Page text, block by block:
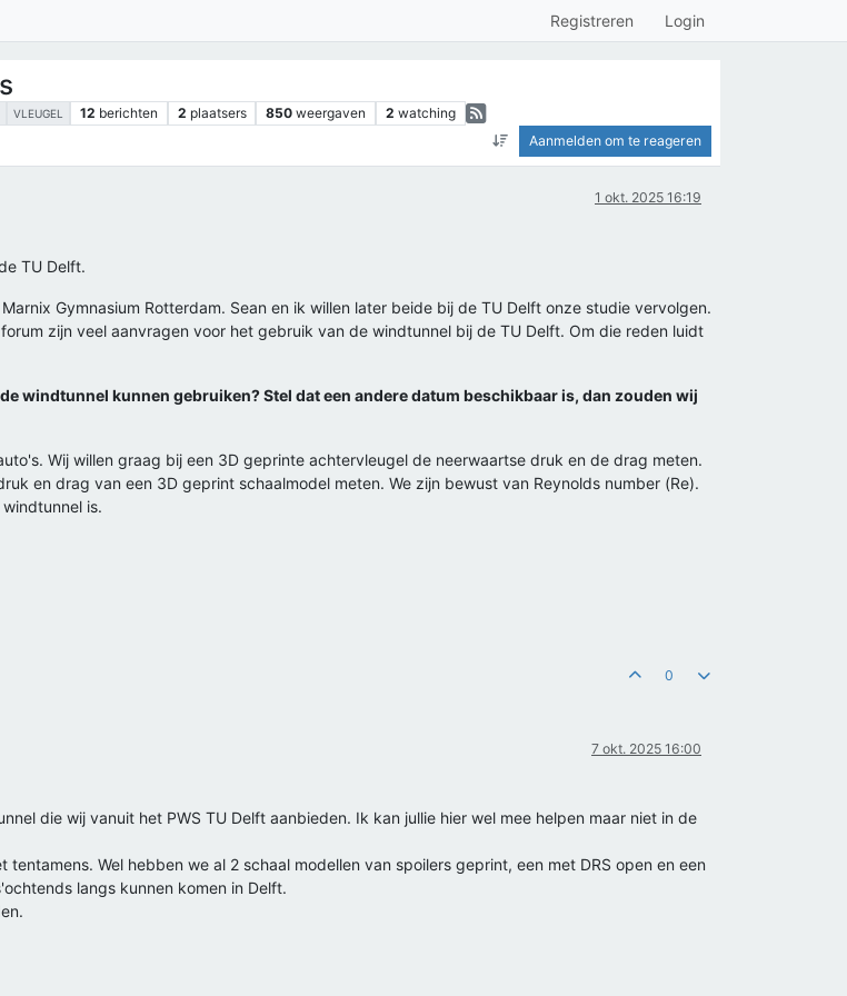
Registreren Login
VLEUGEL 12 berichten 2 plaatsers 850 weergaven 2 watching
Aanmelden om te reageren
1 okt. 2025 16:19
TU Delft.
Gymnasium Rotterdam. Sean en ik willen later beide bij de TU Delft onze studie vervolgen.
zijn veel aanvragen voor het gebruik van de windtunnel bij de TU Delft. Om die reden luidt
windtunnel kunnen gebruiken? Stel dat een andere datum beschikbaar is, dan zouden wij
Wij willen graag bij een 3D geprinte achtervleugel de neerwaartse druk en de drag meten.
en drag van een 3D geprint schaalmodel meten. We zijn bewust van Reynolds number (Re).
is.
0
7 okt. 2025 16:00
die wij vanuit het PWS TU Delft aanbieden. Ik kan jullie hier wel mee helpen maar niet in de
Wel hebben we al 2 schaal modellen van spoilers geprint, een met DRS open en een
langs kunnen komen in Delft.